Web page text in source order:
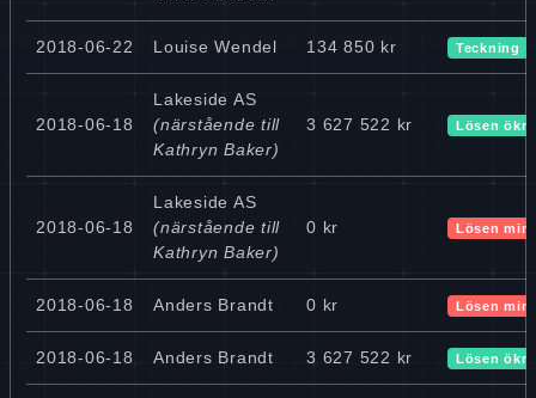
2018-06-22 Louise Wendel 134 850 kr Teckning
2018-06-18
Lakeside AS
(närstående till
Kathryn Baker)
3 627 522 kr Lösen
2018-06-18
Lakeside AS
(närstående till
Kathryn Baker)
0 kr Lösen
2018-06-18 Anders Brandt 0 kr Lösen
2018-06-18 Anders Brandt 3 627 522 kr Lösen